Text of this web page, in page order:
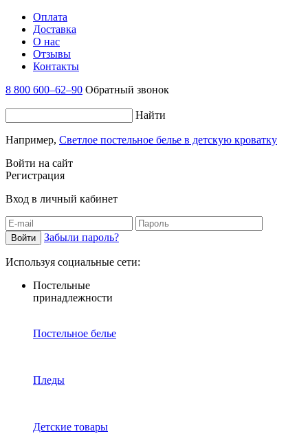
Оплата
Доставка
О нас
Отзывы
Контакты
8 800 600–62–90 Обратный звонок
Найти
Например, Светлое постельное белье в детскую кроватку
Войти на сайт
Регистрация
Вход в личный кабинет
Забыли пароль?
Используя социальные сети:
Постельные
принадлежности
Постельное белье
Пледы
Детские товары